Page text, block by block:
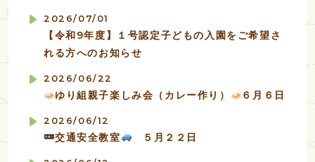
2026/07/01
【令和9年度】１号認定子どもの入園をご希望さ
れる方へのお知らせ
2026/06/22
ゆり組親子楽しみ会（カレー作り） ６月６日
2026/06/12
交通安全教室 ５月２２日